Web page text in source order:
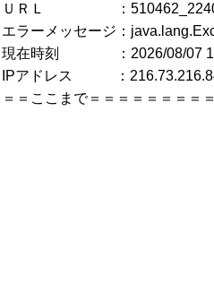
ＵＲＬ ：
エラーメッセージ：
現在時刻 ：2026/08/07
IPアドレス ：
＝＝ここまで＝＝＝＝＝＝＝＝